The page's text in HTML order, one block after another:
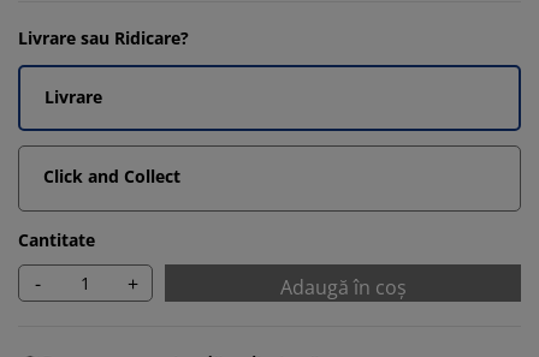
Livrare sau Ridicare?
Livrare
Click and Collect
Cantitate
- + Adaugă în coș